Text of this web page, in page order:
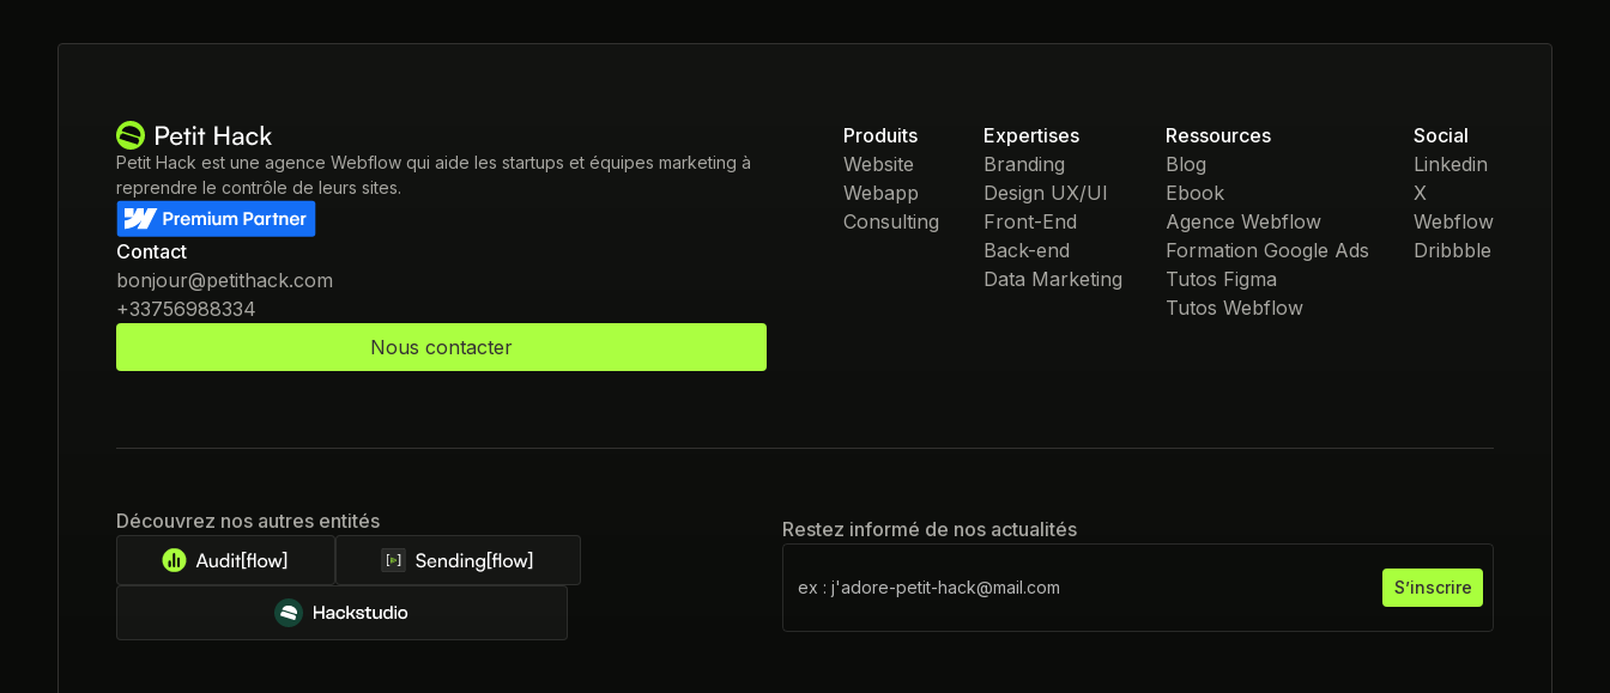
Petit Hack est une agence Webflow qui aide les startups et équipes marketing à
reprendre le contrôle de leurs sites.
Contact
bonjour@petithack.com
+33756988334
Nous contacter
Produits
Website
Webapp
Consulting
Expertises
Branding
Design UX/UI
Front-End
Back-end
Data Marketing
Ressources
Blog
Ebook
Agence Webflow
Formation Google Ads
Tutos Figma
Tutos Webflow
Social
Linkedin
X
Webflow
Dribbble
Découvrez nos autres entités Restez informé de nos actualités